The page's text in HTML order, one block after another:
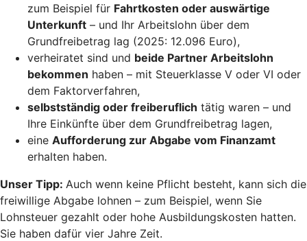
zum Beispiel für Fahrtkosten oder auswärtige
Unterkunft – und Ihr Arbeitslohn über dem
Grundfreibetrag lag (2025: 12.096 Euro),
verheiratet sind und beide Partner Arbeitslohn
bekommen haben – mit Steuerklasse V oder VI oder
dem Faktorverfahren,
selbstständig oder freiberuflich tätig waren – und
Ihre Einkünfte über dem Grundfreibetrag lagen,
eine Aufforderung zur Abgabe vom Finanzamt
erhalten haben.
Unser Tipp: Auch wenn keine Pflicht besteht, kann sich die
freiwillige Abgabe lohnen – zum Beispiel, wenn Sie
Lohnsteuer gezahlt oder hohe Ausbildungskosten hatten.
Sie haben dafür vier Jahre Zeit.